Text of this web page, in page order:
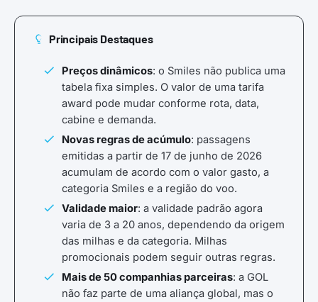
Principais Destaques
Preços dinâmicos: o Smiles não publica uma
tabela fixa simples. O valor de uma tarifa
award pode mudar conforme rota, data,
cabine e demanda.
Novas regras de acúmulo: passagens
emitidas a partir de 17 de junho de 2026
acumulam de acordo com o valor gasto, a
categoria Smiles e a região do voo.
Validade maior: a validade padrão agora
varia de 3 a 20 anos, dependendo da origem
das milhas e da categoria. Milhas
promocionais podem seguir outras regras.
Mais de 50 companhias parceiras: a GOL
não faz parte de uma aliança global, mas o